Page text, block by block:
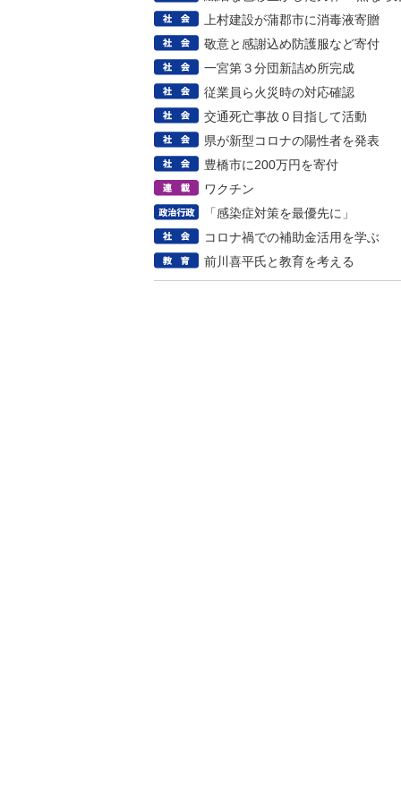
上村建設が蒲郡市に消毒液寄贈
敬意と感謝込め防護服など寄付
一宮第３分団新詰め所完成
従業員ら火災時の対応確認
交通死亡事故０目指して活動
県が新型コロナの陽性者を発表
豊橋市に200万円を寄付
ワクチン
「感染症対策を最優先に」
コロナ禍での補助金活用を学ぶ
前川喜平氏と教育を考える